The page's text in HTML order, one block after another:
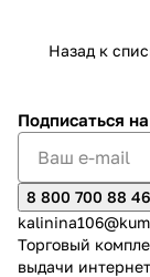
Назад к
Подписаться
8 800 700 88 46
Торговый
выдачи